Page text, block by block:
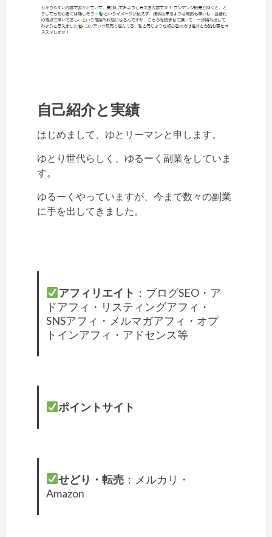
自己紹介と実績
はじめまして、ゆとリーマンと申します。
ゆとり世代らしく、ゆるーく副業をしていま
す。
ゆるーくやっていますが、今まで数々の副業
に手を出してきました。
アフィリエイト ：ブログSEO・ア
ドアフィ・リスティングアフィ・
SNSアフィ・メルマガアフィ・オプ
トインアフィ・アドセンス等
ポイントサイト
せどり・転売 ：メルカリ・
Amazon